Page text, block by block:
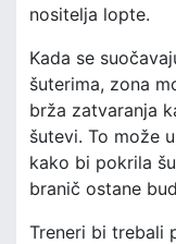
nositelja lopte.
Kada se
šuterima, zona
brža zatvaranja
šutevi. To može
kako bi pokrila
branič ostane
Treneri bi trebali